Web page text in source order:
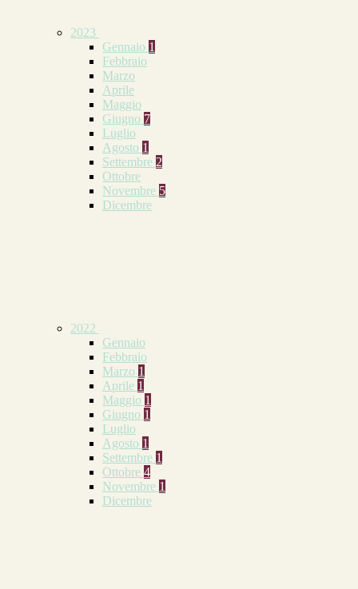
2023
Gennaio 1
Febbraio
Marzo
Aprile
Maggio
Giugno 7
Luglio
Agosto 1
Settembre 2
Ottobre
Novembre 5
Dicembre
2022
Gennaio
Febbraio
Marzo 1
Aprile 1
Maggio 1
Giugno 1
Luglio
Agosto 1
Settembre 1
Ottobre 4
Novembre 1
Dicembre